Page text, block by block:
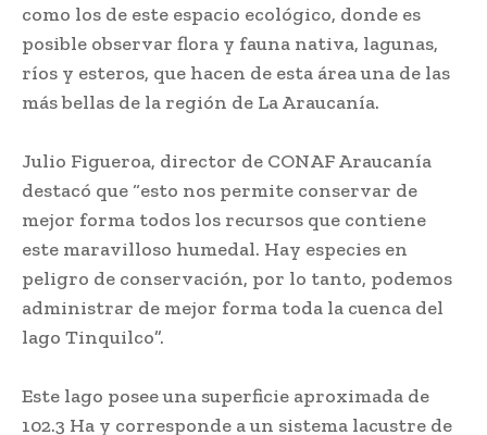
como los de este espacio ecológico, donde es
posible observar flora y fauna nativa, lagunas,
ríos y esteros, que hacen de esta área una de las
más bellas de la región de La Araucanía.
Julio Figueroa, director de CONAF Araucanía
destacó que “esto nos permite conservar de
mejor forma todos los recursos que contiene
este maravilloso humedal. Hay especies en
peligro de conservación, por lo tanto, podemos
administrar de mejor forma toda la cuenca del
lago Tinquilco”.
Este lago posee una superficie aproximada de
102.3 Ha y corresponde a un sistema lacustre de